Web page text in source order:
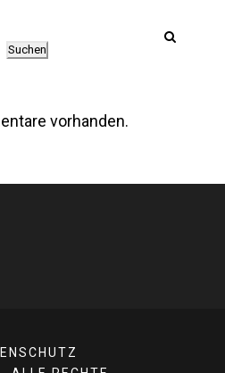
Suchen
vorhanden.